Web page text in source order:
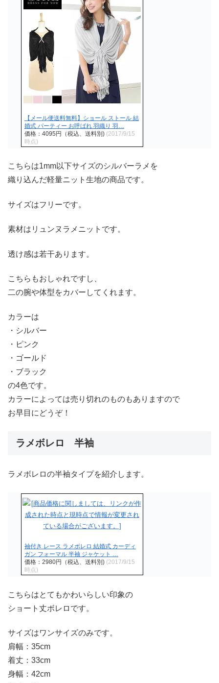
【メール便送料無料】ショール ストール 結
婚式 パーティー お呼ばれ 羽織り 羽…
価格：4095円（税込、送料別) (2017/9/15
時点)
こちらは1mm以下サイズのシルバーラメを
織り込んだ軽量ニット生地の商品です。
サイズはフリーです。
素材はリュンヌラメニットです。
透け感は若干あります。
こちらもおしゃれですし、
二の腕や体型をカバーしてくれます。
カラーは
・シルバー
・ピンク
・ゴールド
・ブラック
の4色です。
カラーによっては売り切れのものもありますので
お早目にどうぞ！
ラメボレロ 半袖
ラメボレロの半袖タイプを紹介します。
袖付き レース ラメボレロ 結婚式 カーディ
ガン フォーマル 半袖 ジャケット …
価格：2980円（税込、送料別) (2017/9/15
時点)
こちらはとてもかわいらしい印象の
ショート丈ボレロです。
サイズはワンサイズのみです。
肩幅：35cm
着丈：33cm
身幅：42cm